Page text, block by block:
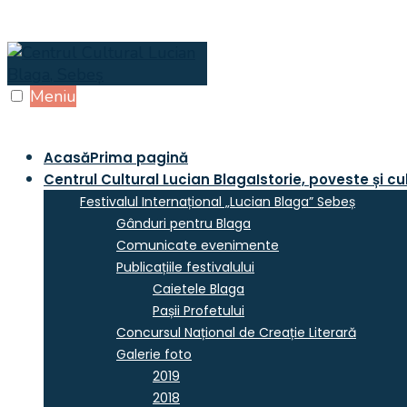
Skip
content
Meniu
AcasăPrima pagină
Centrul Cultural Lucian BlagaIstorie, poveste și
Festivalul Internațional „Lucian Blaga” Sebeș
Gânduri pentru Blaga
Comunicate evenimente
Publicațiile festivalului
Caietele Blaga
Pașii Profetului
Concursul Național de Creație Literară
Galerie foto
2019
2018